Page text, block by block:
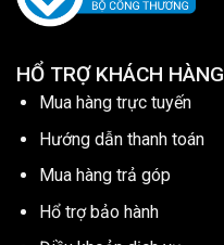
HỔ TRỢ KHÁCH HÀNG
Mua hàng trực tuyến
Hướng dẫn thanh toán
Mua hàng trả góp
Hổ trợ bảo hành